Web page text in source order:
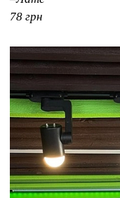
78 грн